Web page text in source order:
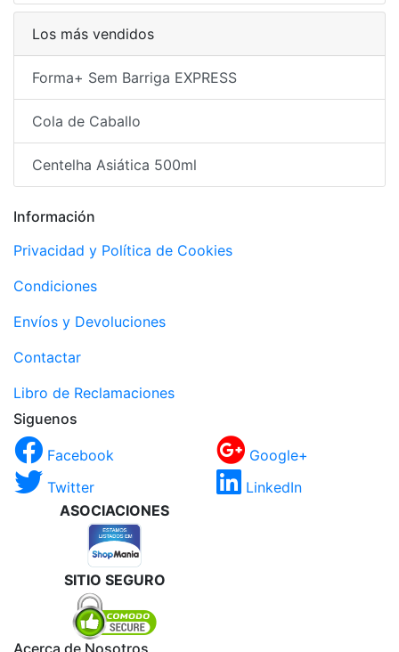
Los más vendidos
Forma+ Sem Barriga EXPRESS
Cola de Caballo
Centelha Asiática 500ml
Información
Privacidad y Política de Cookies
Condiciones
Envíos y Devoluciones
Contactar
Libro de Reclamaciones
Siguenos
Facebook
Google+
Twitter
LinkedIn
ASOCIACIONES
SITIO SEGURO
Acerca de Nosotros